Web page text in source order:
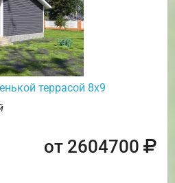
террасой 8х9
от 2604700